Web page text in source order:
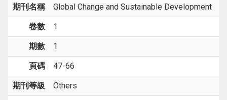
期刊名稱 Global Change and Sustainable Development
卷數 1
期數 1
頁碼 47-66
期刊等級 Others